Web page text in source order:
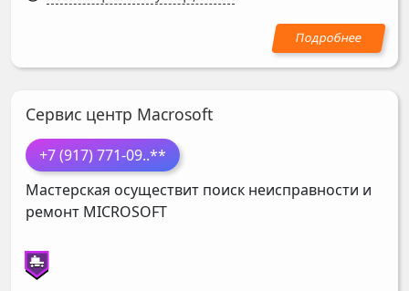
Сервис центр Macrosoft
+7 (917) 771-09..**
Мастерская осуществит поиск неисправности и
ремонт MICROSOFT